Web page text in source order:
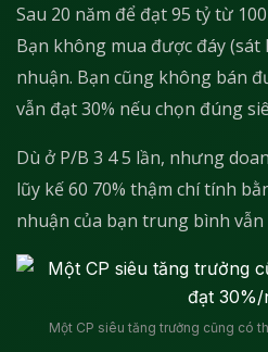
Sau 20 năm để đạt 95 tỷ từ
Bạn không mua được đáy
nhuận. Bạn cũng không bán
vẫn đạt 30% nếu chọn đúng
Dù ở P/B 3 4 5 lần, nhưng
lũy kế 60 70% thậm chí tính
nhuận của bạn trung bình vẫn
Một CP siêu tăng trưởng cũng có